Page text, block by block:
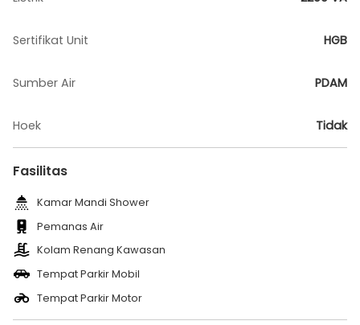
Sertifikat Unit HGB
Sumber Air PDAM
Hoek Tidak
Fasilitas
Kamar Mandi Shower
Pemanas Air
Kolam Renang Kawasan
Tempat Parkir Mobil
Tempat Parkir Motor